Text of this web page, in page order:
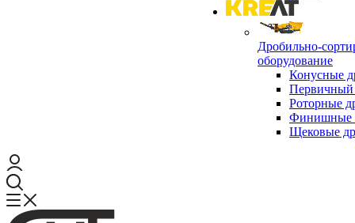
Дробильно-
оборудование
Конусные
Первичный
Роторные
Финишные
Щековые